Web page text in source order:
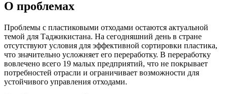
О проблемах
Проблемы с пластиковыми отходами остаются актуальной
темой для Таджикистана. На сегодняшний день в стране
отсутствуют условия для эффективной сортировки пластика,
что значительно усложняет его переработку. В переработку
вовлечено всего 19 малых предприятий, что не покрывает
потребностей отрасли и ограничивает возможности для
устойчивого управления отходами.